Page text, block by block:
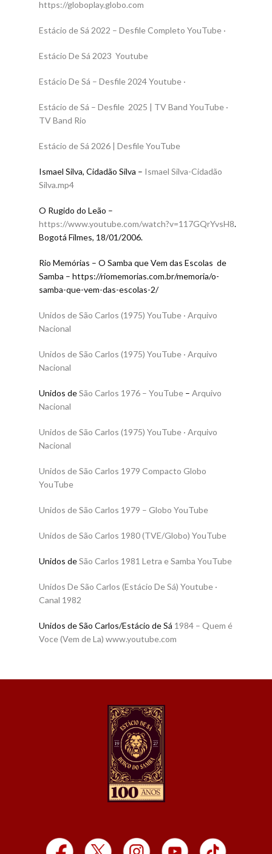
https://globoplay.globo.com
Estácio de Sá 2022 – Desfile Completo YouTube ·
Estácio De Sá 2023 Youtube
Estácio De Sá – Desfile 2024 Youtube ·
Estácio de Sá – Desfile 2025 | TV Band YouTube ·
TV Band Rio
Estácio de Sá 2026 | Desfile YouTube
Ismael Silva, Cidadão Silva – Ismael Silva-Cidadão
Silva.mp4
O Rugido do Leão –
https://www.youtube.com/watch?v=117GQrYvsH8.
Bogotá Filmes, 18/01/2006.
Rio Memórias – O Samba que Vem das Escolas de
Samba – https://riomemorias.com.br/memoria/o-
samba-que-vem-das-escolas-2/
Unidos de São Carlos (1975) YouTube · Arquivo
Nacional
Unidos de São Carlos (1975) YouTube · Arquivo
Nacional
Unidos deSão Carlos 1976 – YouTube – Arquivo
Nacional
Unidos de São Carlos (1975) YouTube · Arquivo
Nacional
Unidos de São Carlos 1979 Compacto Globo
YouTube
Unidos de São Carlos 1979 – Globo YouTube
Unidos de São Carlos 1980 (TVE/Globo) YouTube
Unidos deSão Carlos 1981 Letra e Samba YouTube
Unidos De São Carlos (Estácio De Sá) Youtube ·
Canal 1982
Unidos de São Carlos/Estácio de Sá 1984 – Quem é
Voce (Vem de La) www.youtube.com